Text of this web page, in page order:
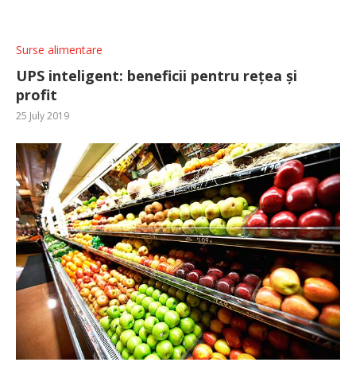
Surse alimentare
UPS inteligent: beneficii pentru rețea și
profit
25 July 2019